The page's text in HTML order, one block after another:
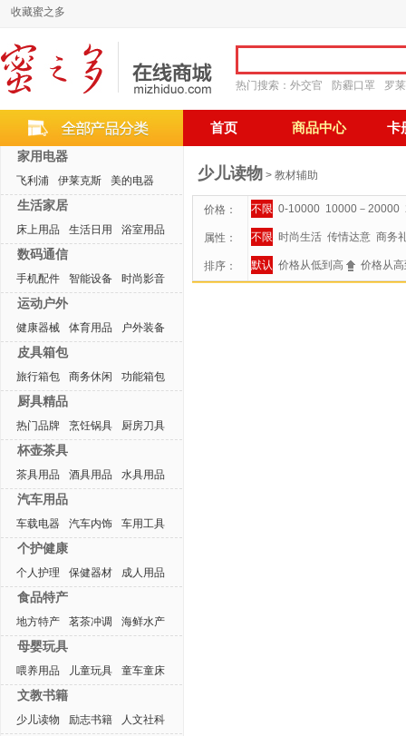
收藏蜜之多
热门搜索： 外交官 防霾口罩 罗莱
家用电器
飞利浦 伊莱克斯 美的电器
生活家居
床上用品 生活日用 浴室用品
数码通信
手机配件 智能设备 时尚影音
运动户外
健康器械 体育用品 户外装备
皮具箱包
旅行箱包 商务休闲 功能箱包
厨具精品
热门品牌 烹饪锅具 厨房刀具
杯壶茶具
茶具用品 酒具用品 水具用品
汽车用品
车载电器 汽车内饰 车用工具
个护健康
个人护理 保健器材 成人用品
食品特产
地方特产 茗茶冲调 海鲜水产
母婴玩具
喂养用品 儿童玩具 童车童床
文教书籍
少儿读物 励志书籍 人文社科
首页 商品中心 卡
少儿读物 > 教材辅助
价格： 不限 0-10000 10000－20000
属性： 不限 时尚生活 传情达意 商务
排序： 默认 价格从低到高 价格从